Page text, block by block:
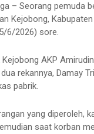
– Seorang pemuda
Kejobong,
6/2026) sore.
AKP
rekannya, Damay
pabrik.
yang diperoleh,
saat korban